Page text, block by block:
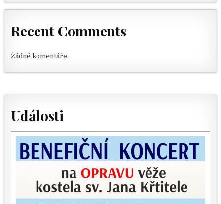
Recent Comments
Žádné komentáře.
Události